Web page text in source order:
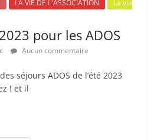
LA VIE DE L'ASSOCIATION
La vie
pour les ADOS
Aucun commentaire
séjours ADOS de l’été 2023
! et il